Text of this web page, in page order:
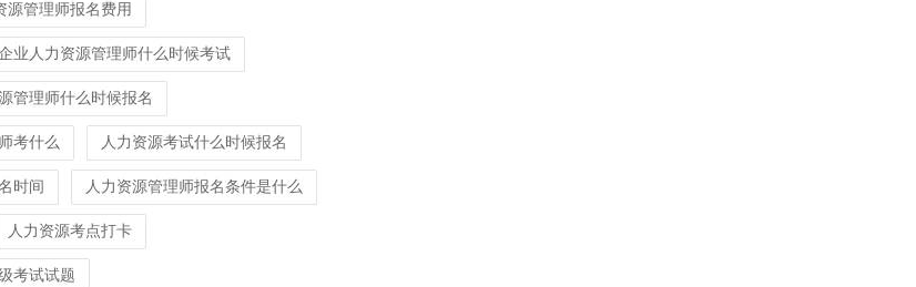
源管理师报名费用
业人力资源管理师什么时候考试
管理师什么时候报名
考什么 人力资源考试什么时候报名
时间 人力资源管理师报名条件是什么
人力资源考点打卡
考试试题